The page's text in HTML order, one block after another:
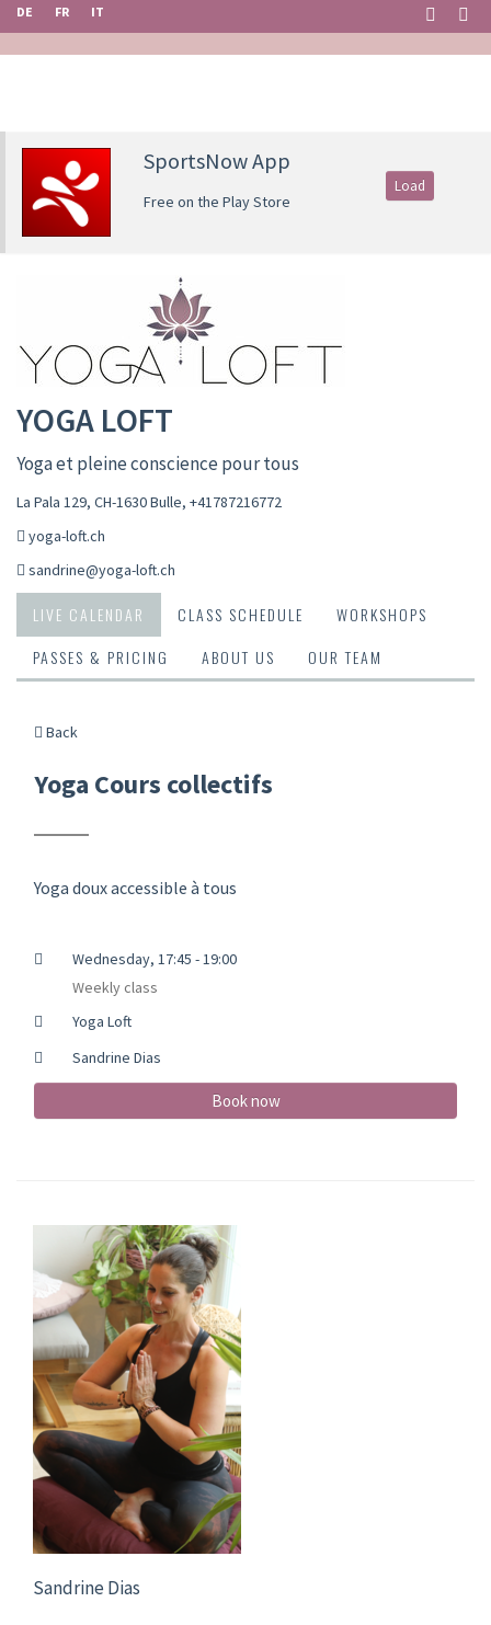
DE FR IT
SportsNow App
Free on the Play Store
Load
YOGA LOFT
Yoga et pleine conscience pour tous
La Pala 129, CH-1630 Bulle, +41787216772
yoga-loft.ch
sandrine@yoga-loft.ch
LIVE CALENDAR CLASS SCHEDULE
WORKSHOPS
PASSES & PRICING
ABOUT US OUR TEAM
Back
Yoga Cours collectifs
Yoga doux accessible à tous
Wednesday, 17:45 - 19:00
Weekly class
Yoga Loft
Sandrine Dias
Book now
Sandrine Dias